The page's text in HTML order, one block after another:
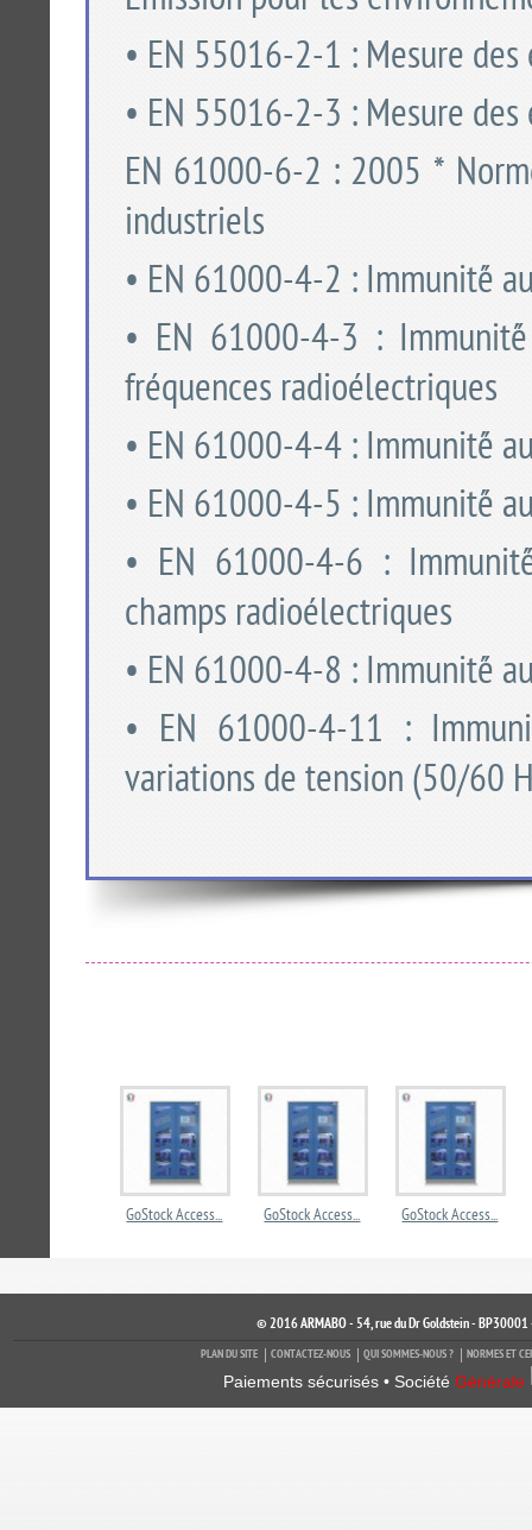
• EN 55016-2-1 : Mesure
• EN 55016-2-3 : Mesure des
EN 61000-6-2 : 2005 *
industriels
• EN 61000-4-2 : Immunité́
• EN 61000-4-3 :
fréquences radioélectriques
• EN 61000-4-4 : Immunité́
• EN 61000-4-5 : Immunité́
• EN 61000-4-6 :
champs radioélectriques
• EN 61000-4-8 : Immunité́
• EN 61000-4-11 :
variations de tension (50/60
GoStock Access... GoStock Access... GoStock Access...
© 2016 ARMABO - 54, rue du Dr Goldstein -
PLAN DU SITE CONTACTEZ-NOUS QUI SOMMES-NOUS ? NORMES ET
Paiements sécurisés • SociétéGénérale